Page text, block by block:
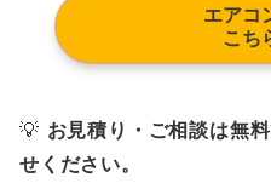
エアコ
こち
💡 お見積り・ご相談は無
せください。